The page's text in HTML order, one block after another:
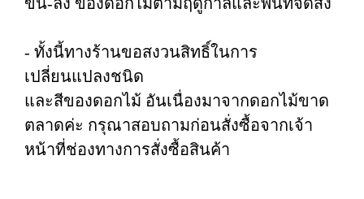
- ทั้งนี้ทางร้านขอสงวนสิทธิ์ในการ
เปลี่ยนแปลงชนิด
และสีของดอกไม้ อันเนื่องมาจากดอกไม้ขาด
ตลาดค่ะ กรุณาสอบถามก่อนสั่งซื้อจากเจ้า
หน้าที่ช่องทางการสั่งซื้อสินค้า